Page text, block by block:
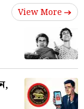
View More